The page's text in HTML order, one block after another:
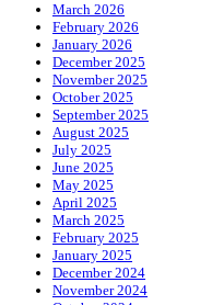
March 2026
February 2026
January 2026
December 2025
November 2025
October 2025
September 2025
August 2025
July 2025
June 2025
May 2025
April 2025
March 2025
February 2025
January 2025
December 2024
November 2024